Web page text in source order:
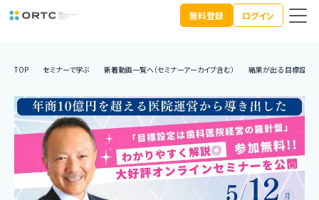
無料登録 ログイン
TOP セミナーで学ぶ 新着動画一覧へ（セミナーアーカイブ含む） 結果が出る 目標設定